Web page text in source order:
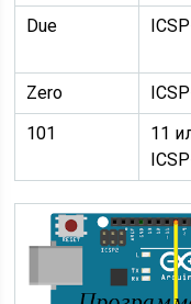
Due
Zero
101
11